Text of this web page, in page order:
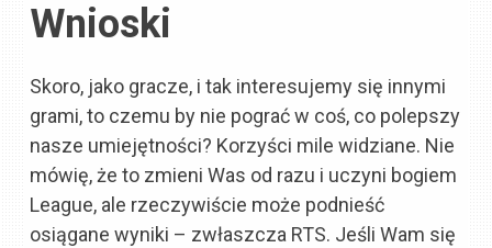
Wnioski
Skoro, jako gracze, i tak interesujemy się innymi
grami, to czemu by nie pograć w coś, co polepszy
nasze umiejętności? Korzyści mile widziane. Nie
mówię, że to zmieni Was od razu i uczyni bogiem
League, ale rzeczywiście może podnieść
osiągane wyniki – zwłaszcza RTS. Jeśli Wam się